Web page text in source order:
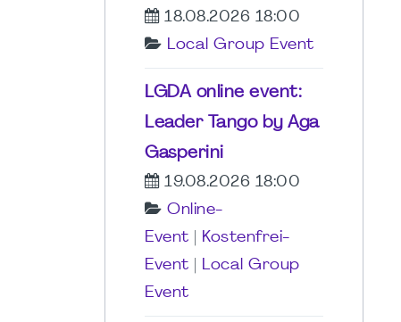
18.08.2026 18:00
Local Group Event
LGDA online event:
Leader Tango by Aga
Gasperini
19.08.2026 18:00
Online-
Event
Kostenfrei-
Event
Local Group
Event